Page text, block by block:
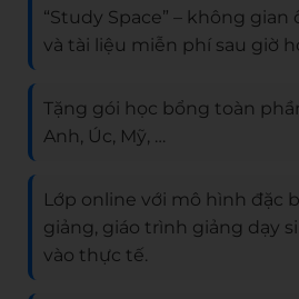
“Study Space” – không gian
và tài liệu miễn phí sau giờ
Tặng gói học bổng toàn
Anh, Úc, Mỹ, …
Lớp online với mô hình đặc
giảng, giáo trình giảng dạy
vào thực tế.